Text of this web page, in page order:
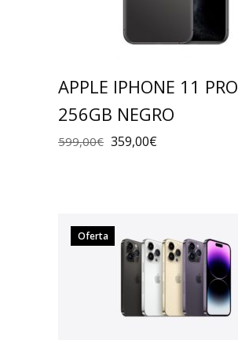
APPLE IPHONE 11 PRO
256GB NEGRO
599,00€ 359,00€
Oferta